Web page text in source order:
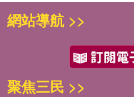
網站導航 >>
聚焦三民 >>